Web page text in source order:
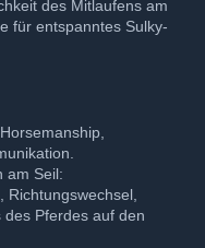
des Mitlaufens am
für entspanntes Sulky-
am Seil:
Richtungswechsel,
Pferdes auf den